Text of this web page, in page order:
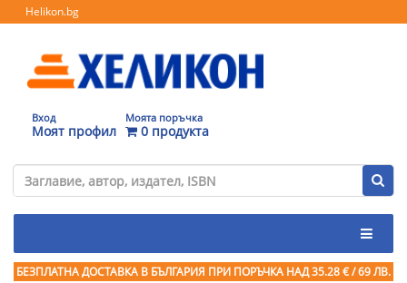
Helikon.bg
Вход
Моят профил
Моята поръчка
0 продукта
БЕЗПЛАТНА ДОСТАВКА В БЪЛГАРИЯ ПРИ ПОРЪЧКА НАД 35.28 € / 69 ЛВ.